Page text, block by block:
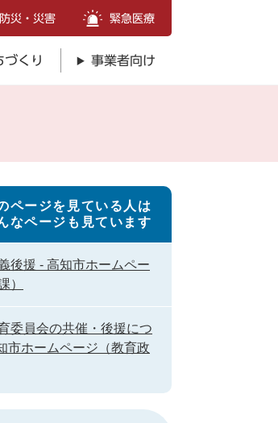
防災・災害 緊急医療
づくり 事業者向け
ページを見ている人は
なページも見ています
後援 - 高知市ホームペー
）
委員会の共催・後援につ
市ホームページ（教育政